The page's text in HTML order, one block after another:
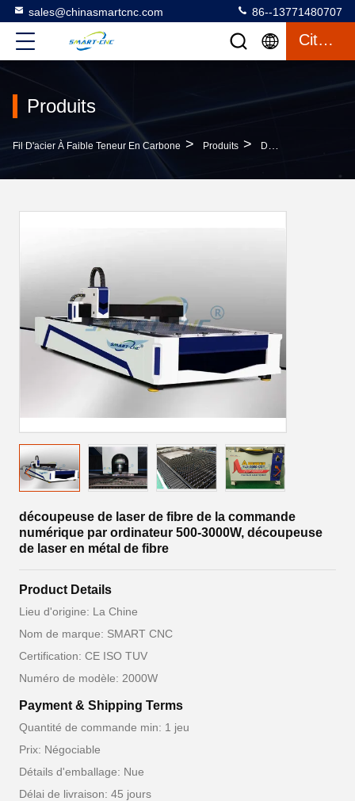
sales@chinasmartcnc.com 86--13771480707
Citation
Produits
Fil D'acier À Faible Teneur En Carbone > Produits > Découpeuse De Laser De Fibre
découpeuse de laser de fibre de la commande
numérique par ordinateur 500-3000W, découpeuse
de laser en métal de fibre
Product Details
Lieu d'origine: La Chine
Nom de marque: SMART CNC
Certification: CE ISO TUV
Numéro de modèle: 2000W
Payment & Shipping Terms
Quantité de commande min: 1 jeu
Prix: Négociable
Détails d'emballage: Nue
Délai de livraison: 45 jours